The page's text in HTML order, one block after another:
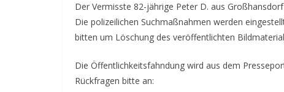
Der Vermisste 82-jährige Peter D. aus
Die polizeilichen Suchmaßnahmen werden
bitten um Löschung des veröffentlichten
Die Öffentlichkeitsfahndung wird aus dem
Rückfragen bitte an: